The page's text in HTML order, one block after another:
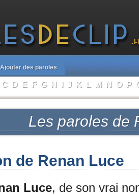
Ajouter des paroles
C D E F G H I J K L M N O P
Les paroles de
de Renan Luce
Luce, de son vrai